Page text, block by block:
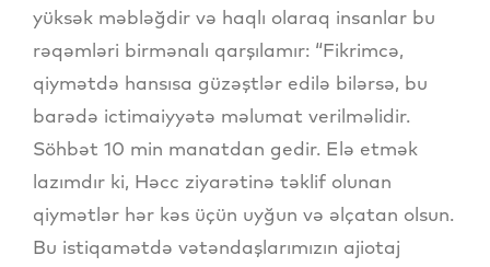
yüksək məbləğdir və haqlı olaraq insanlar bu
rəqəmləri birmənalı qarşılamır: “Fikrimcə,
qiymətdə hansısa güzəştlər edilə bilərsə, bu
barədə ictimaiyyətə məlumat verilməlidir.
Söhbət 10 min manatdan gedir. Elə etmək
lazımdır ki, Həcc ziyarətinə təklif olunan
qiymətlər hər kəs üçün uyğun və əlçatan olsun.
Bu istiqamətdə vətəndaşlarımızın ajiotaj